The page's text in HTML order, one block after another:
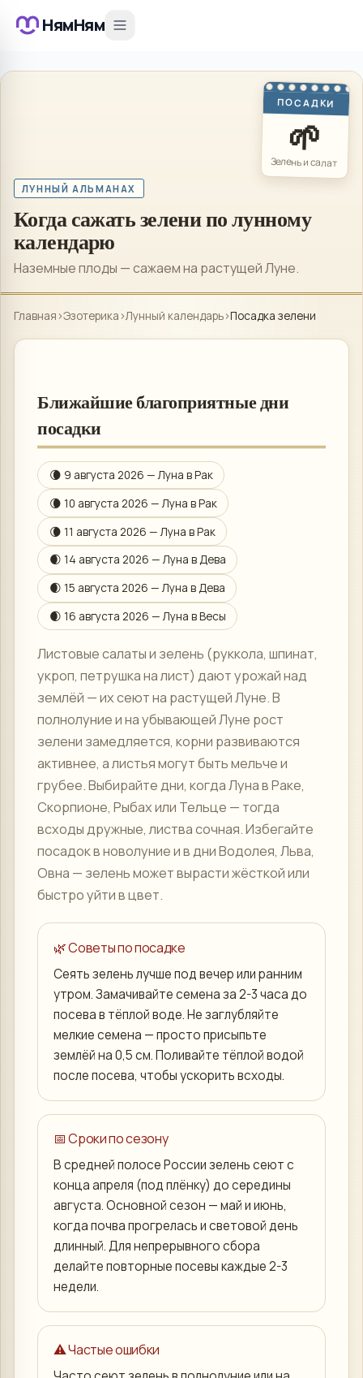
НямНям
ЛУННЫЙ АЛЬМАНАХ
Когда сажать зелени по лунному
календарю
Наземные плоды — сажаем на растущей Луне.
ПОСАДКИ
🌱
Зелень и салат
Главная ›Эзотерика ›Лунный календарь›Посадка зелени
Ближайшие благоприятные дни
посадки
🌘 9 августа 2026 — Луна вРак
🌘 10 августа 2026 — Луна вРак
🌘 11 августа 2026 — Луна вРак
🌒 14 августа 2026 — Луна вДева
🌒 15 августа 2026 — Луна вДева
🌒 16 августа 2026 — Луна вВесы
Листовые салаты и зелень (руккола, шпинат,
укроп, петрушка на лист) дают урожай над
землёй — их сеют на растущей Луне. В
полнолуние и на убывающей Луне рост
зелени замедляется, корни развиваются
активнее, а листья могут быть мельче и
грубее. Выбирайте дни, когда Луна в Раке,
Скорпионе, Рыбах или Тельце — тогда
всходы дружные, листва сочная. Избегайте
посадок в новолуние и в дни Водолея, Льва,
Овна — зелень может вырасти жёсткой или
быстро уйти в цвет.
🌿 Советы по посадке
Сеять зелень лучше под вечер или ранним
утром. Замачивайте семена за 2-3 часа до
посева в тёплой воде. Не заглубляйте
мелкие семена — просто присыпьте
землёй на 0,5 см. Поливайте тёплой водой
после посева, чтобы ускорить всходы.
📅 Сроки по сезону
В средней полосе России зелень сеют с
конца апреля (под плёнку) до середины
августа. Основной сезон — май и июнь,
когда почва прогрелась и световой день
длинный. Для непрерывного сбора
делайте повторные посевы каждые 2-3
недели.
⚠️ Частые ошибки